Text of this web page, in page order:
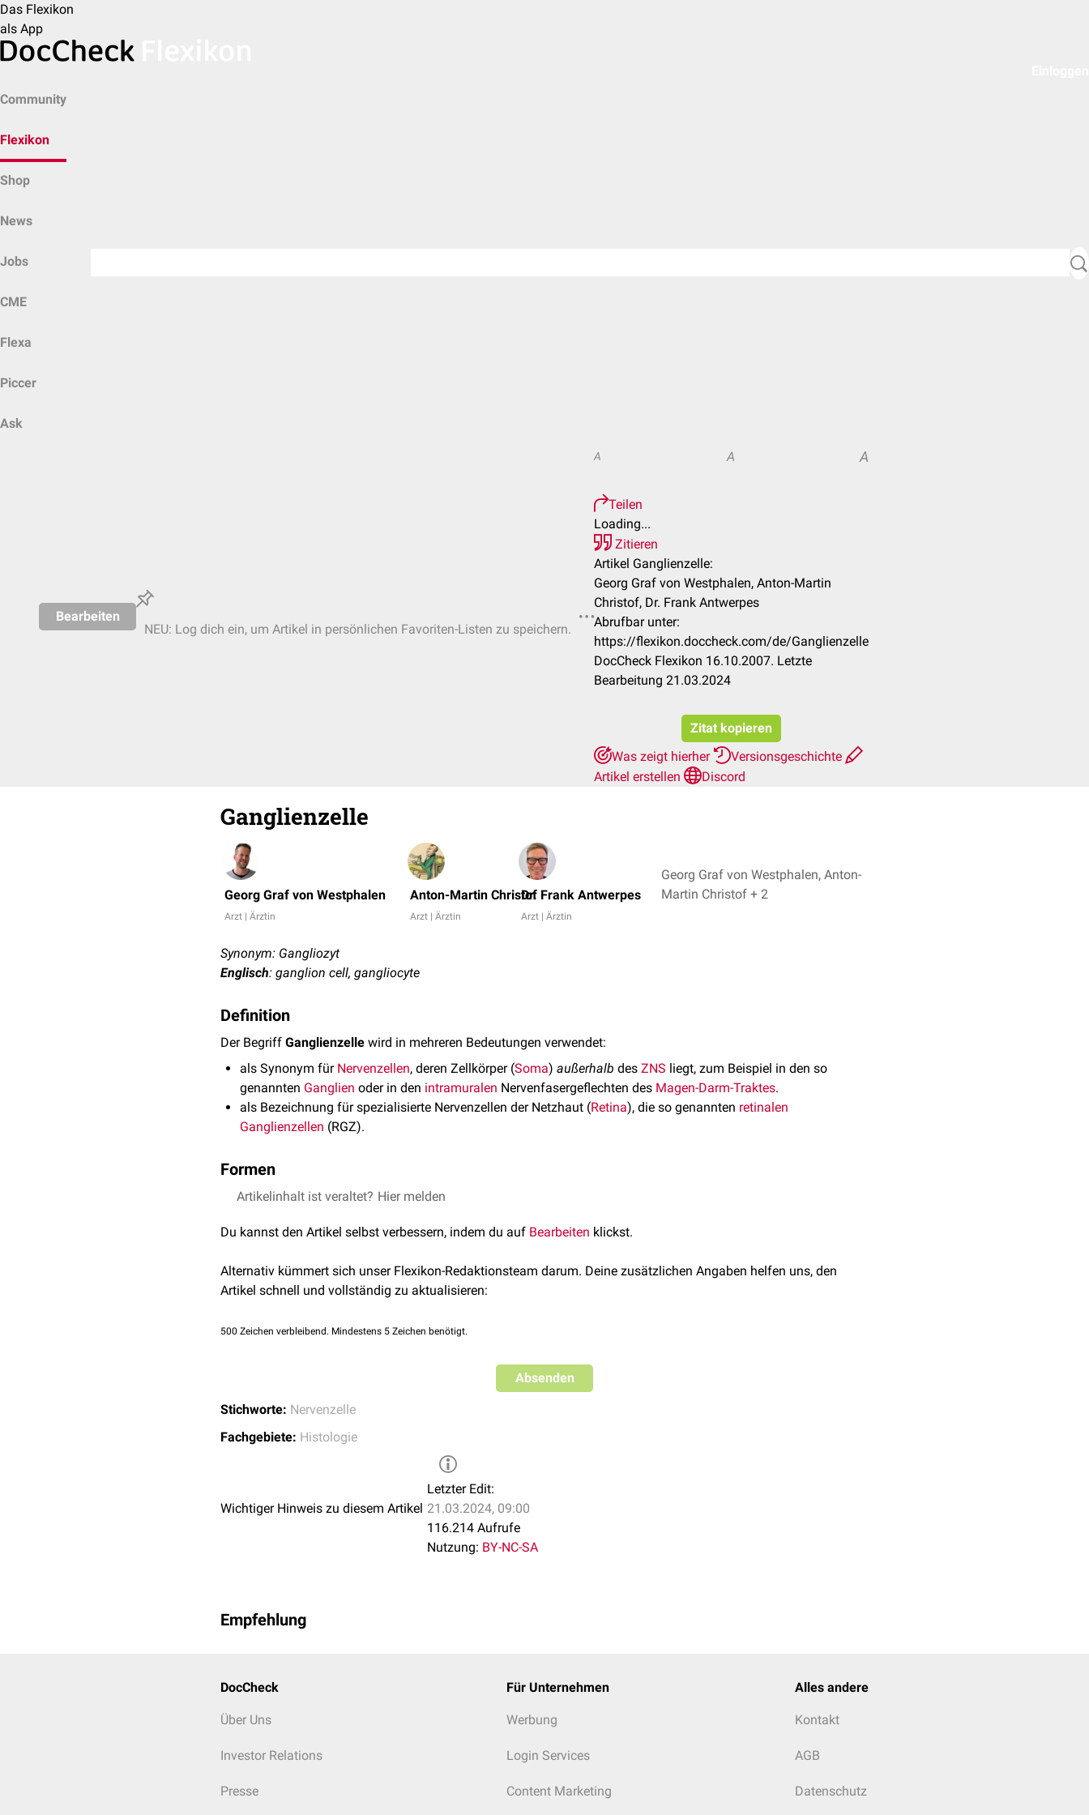
Das Flexikon
als App
Community
Flexikon
Shop
News
Jobs
CME
Flexa
Piccer
Ask
Bearbeiten
NEU: Log dich ein, um Artikel in persönlichen Favoriten-Listen zu speichern.
A A A
Teilen
Loading...
Zitieren
Artikel Ganglienzelle:
Georg Graf von Westphalen, Anton-Martin
Christof, Dr. Frank Antwerpes
Abrufbar unter:
https://flexikon.doccheck.com/de/Ganglienzelle
DocCheck Flexikon 16.10.2007. Letzte
Bearbeitung 21.03.2024
Zitat kopieren
Was zeigt hierher
Versionsgeschichte
Artikel erstellen
Discord
Ganglienzelle
Georg Graf von Westphalen
Arzt | Ärztin
Anton-Martin Christof
Arzt | Ärztin
Dr. Frank Antwerpes
Arzt | Ärztin
Georg Graf von Westphalen, Anton-
Martin Christof + 2
Synonym: Gangliozyt
Englisch: ganglion cell, gangliocyte
Definition
Der Begriff Ganglienzelle wird in mehreren Bedeutungen verwendet:
als Synonym für Nervenzellen, deren Zellkörper (Soma) außerhalb des ZNS liegt, zum Beispiel in den so
genannten Ganglien oder in den intramuralen Nervenfasergeflechten des Magen-Darm-Traktes.
als Bezeichnung für spezialisierte Nervenzellen der Netzhaut (Retina), die so genannten retinalen
Ganglienzellen (RGZ).
Formen
Unipolare Ganglienzelle
Multipolare Ganglienzelle
Artikelinhalt ist veraltet? Hier melden
Du kannst den Artikel selbst verbessern, indem du auf Bearbeiten klickst.
Alternativ kümmert sich unser Flexikon-Redaktionsteam darum. Deine zusätzlichen Angaben helfen uns, den
Artikel schnell und vollständig zu aktualisieren:
500 Zeichen verbleibend. Mindestens 5 Zeichen benötigt.
Absenden
Stichworte: Nervenzelle
Fachgebiete: Histologie
Wichtiger Hinweis zu diesem Artikel
Letzter Edit:
21.03.2024, 09:00
116.214 Aufrufe
Nutzung: BY-NC-SA
Empfehlung
DocCheck
Über Uns
Investor Relations
Presse
Für Unternehmen
Werbung
Login Services
Content Marketing
Alles andere
Kontakt
AGB
Datenschutz